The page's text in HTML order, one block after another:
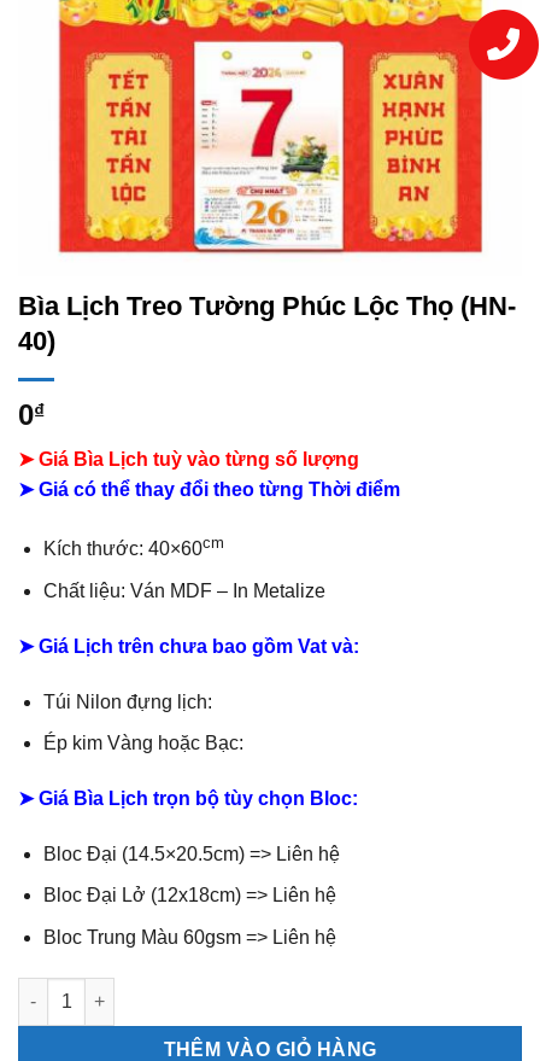
Bìa Lịch Treo Tường Phúc Lộc Thọ (HN-
40)
0₫
➤ Giá Bìa Lịch tuỳ vào từng số lượng
➤ Giá có thể thay đổi theo từng Thời điểm
Kích thước: 40×60cm
Chất liệu: Ván MDF – In Metalize
➤ Giá Lịch trên chưa bao gồm Vat và:
Túi Nilon đựng lịch:
Ép kim Vàng hoặc Bạc:
➤ Giá Bìa Lịch trọn bộ tùy chọn Bloc:
Bloc Đại (14.5×20.5cm) => Liên hệ
Bloc Đại Lở (12x18cm) => Liên hệ
Bloc Trung Màu 60gsm => Liên hệ
Bìa Lịch Treo Tường Phúc Lộc Thọ (HN-40) số lượng
THÊM VÀO GIỎ HÀNG